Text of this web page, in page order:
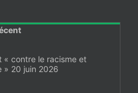
« contre le racisme et
» 20 juin 2026